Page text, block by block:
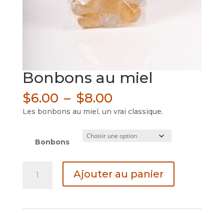
Bonbons au miel
$6.00 – $8.00Plage
de
$6.00
Les bonbons au miel, un vrai classique.
Bonbons
Ajouter au panier